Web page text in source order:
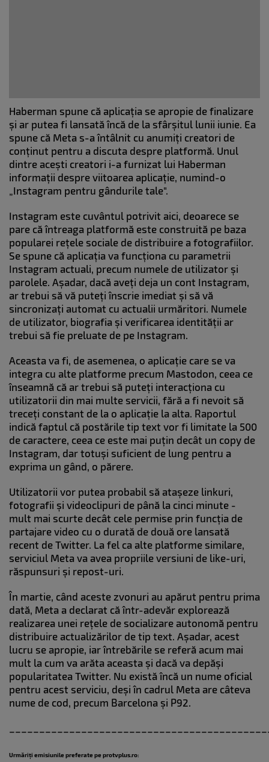
Haberman spune că aplicația se apropie de finalizare
și ar putea fi lansată încă de la sfârșitul lunii iunie. Ea
spune că Meta s-a întâlnit cu anumiți creatori de
conținut pentru a discuta despre platformă. Unul
dintre acești creatori i-a furnizat lui Haberman
informații despre viitoarea aplicație, numind-o
„Instagram pentru gândurile tale".
Instagram este cuvântul potrivit aici, deoarece se
pare că întreaga platformă este construită pe baza
popularei rețele sociale de distribuire a fotografiilor.
Se spune că aplicația va funcționa cu parametrii
Instagram actuali, precum numele de utilizator și
parolele. Așadar, dacă aveți deja un cont Instagram,
ar trebui să vă puteți înscrie imediat și să vă
sincronizați automat cu actualii urmăritori. Numele
de utilizator, biografia și verificarea identității ar
trebui să fie preluate de pe Instagram.
Aceasta va fi, de asemenea, o aplicație care se va
integra cu alte platforme precum Mastodon, ceea ce
înseamnă că ar trebui să puteți interacționa cu
utilizatorii din mai multe servicii, fără a fi nevoit să
treceți constant de la o aplicație la alta. Raportul
indică faptul că postările tip text vor fi limitate la 500
de caractere, ceea ce este mai puțin decât un copy de
Instagram, dar totuși suficient de lung pentru a
exprima un gând, o părere.
Utilizatorii vor putea probabil să atașeze linkuri,
fotografii și videoclipuri de până la cinci minute -
mult mai scurte decât cele permise prin funcția de
partajare video cu o durată de două ore lansată
recent de Twitter. La fel ca alte platforme similare,
serviciul Meta va avea propriile versiuni de like-uri,
răspunsuri și repost-uri.
În martie, când aceste zvonuri au apărut pentru prima
dată, Meta a declarat că într-adevăr explorează
realizarea unei rețele de socializare autonomă pentru
distribuire actualizărilor de tip text. Așadar, acest
lucru se apropie, iar întrebările se referă acum mai
mult la cum va arăta aceasta și dacă va depăși
popularitatea Twitter. Nu există încă un nume oficial
pentru acest serviciu, deși în cadrul Meta are câteva
nume de cod, precum Barcelona și P92.
Urmăriți emisiunile preferate pe protvplus.ro: